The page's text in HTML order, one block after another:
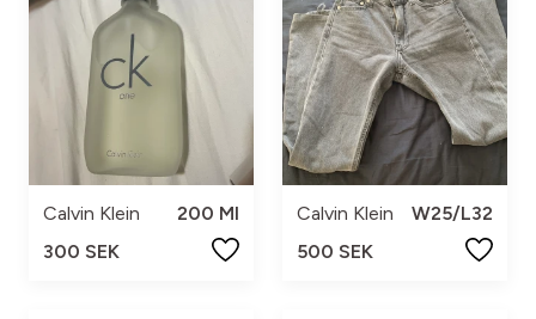
Calvin Klein
200 Ml
300 SEK
Calvin Klein
W25/L32
500 SEK